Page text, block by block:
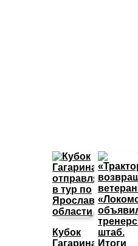
Кубок
Гагарина